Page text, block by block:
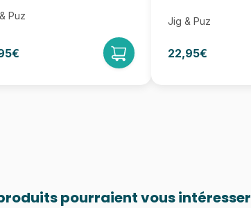
Puz Jig & Puz
22,95€
pourraient vous intéresser